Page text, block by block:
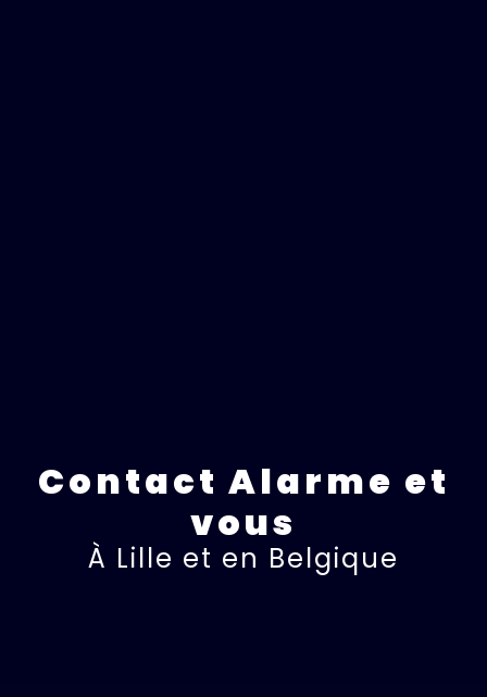
Contact Alarme et
vous
À Lille et en Belgique